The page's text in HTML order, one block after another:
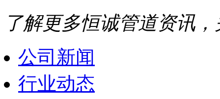
了解更多恒诚管道资讯
公司新闻
行业动态